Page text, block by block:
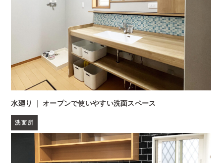
水廻り ｜ オープンで使いやすい洗面スペース
洗面所